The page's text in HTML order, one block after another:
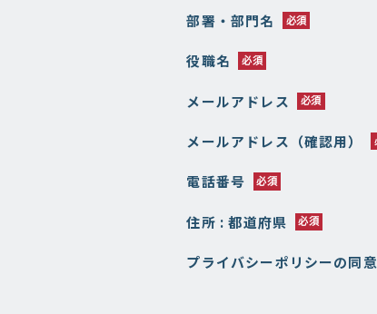
部署・部門名
役職名
メールアドレス
メールアドレス（確認用）
電話番号
住所 : 都道府県
プライバシーポリシーの同意